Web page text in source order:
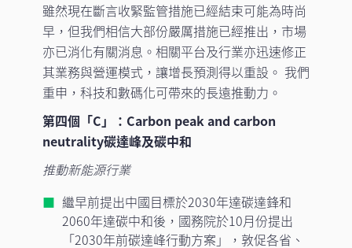
雖然現在斷言收緊監管措施已經結束可能為時尚
早，但我們相信大部份嚴厲措施已經推出，市場
亦已消化有關消息。相關平台及行業亦迅速修正
其業務與營運模式，讓增長預測得以重設。 我們
重申，科技和數碼化可帶來的長遠推動力。
第四個「C」：Carbon peak and carbon
neutrality碳達峰及碳中和
推動新能源行業
繼早前提出中國目標於2030年達碳達鋒和
2060年達碳中和後，國務院於10月份提出
「2030年前碳達峰行動方案」，敦促各省、